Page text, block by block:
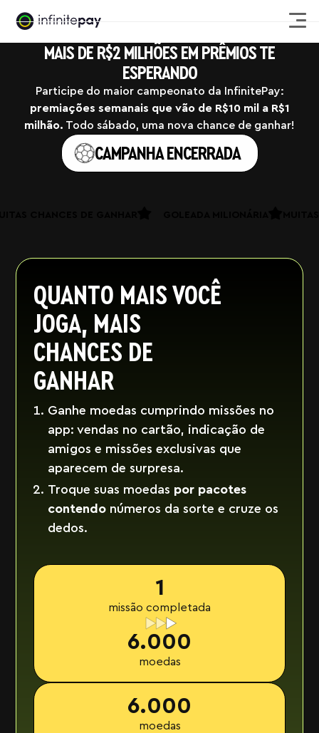
MAIS DE R$2 MILHÕES EM PRÊMIOS TE
ESPERANDO
Participe do maior campeonato da InfinitePay:
premiações semanais que vão de R$10 mil a R$1
milhão. Todo sábado, uma nova chance de ganhar!
CAMPANHA ENCERRADA
QUANTO MAIS VOCÊ
JOGA, MAIS
CHANCES DE
GANHAR
Ganhe moedas cumprindo missões no
app: vendas no cartão, indicação de
amigos e missões exclusivas que
aparecem de surpresa.
Troque suas moedas por pacotes
contendo números da sorte e cruze os
dedos.
1
missão completada
6.000
moedas
6.000
moedas